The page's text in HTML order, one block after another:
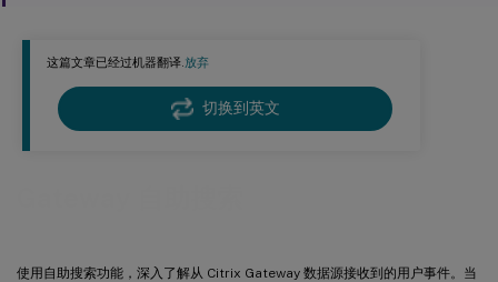
这篇文章已经过机器翻译.放弃
切换到英文
使用自助搜索功能，深入了解从 Citrix Gateway 数据源接收到的用户事件。当